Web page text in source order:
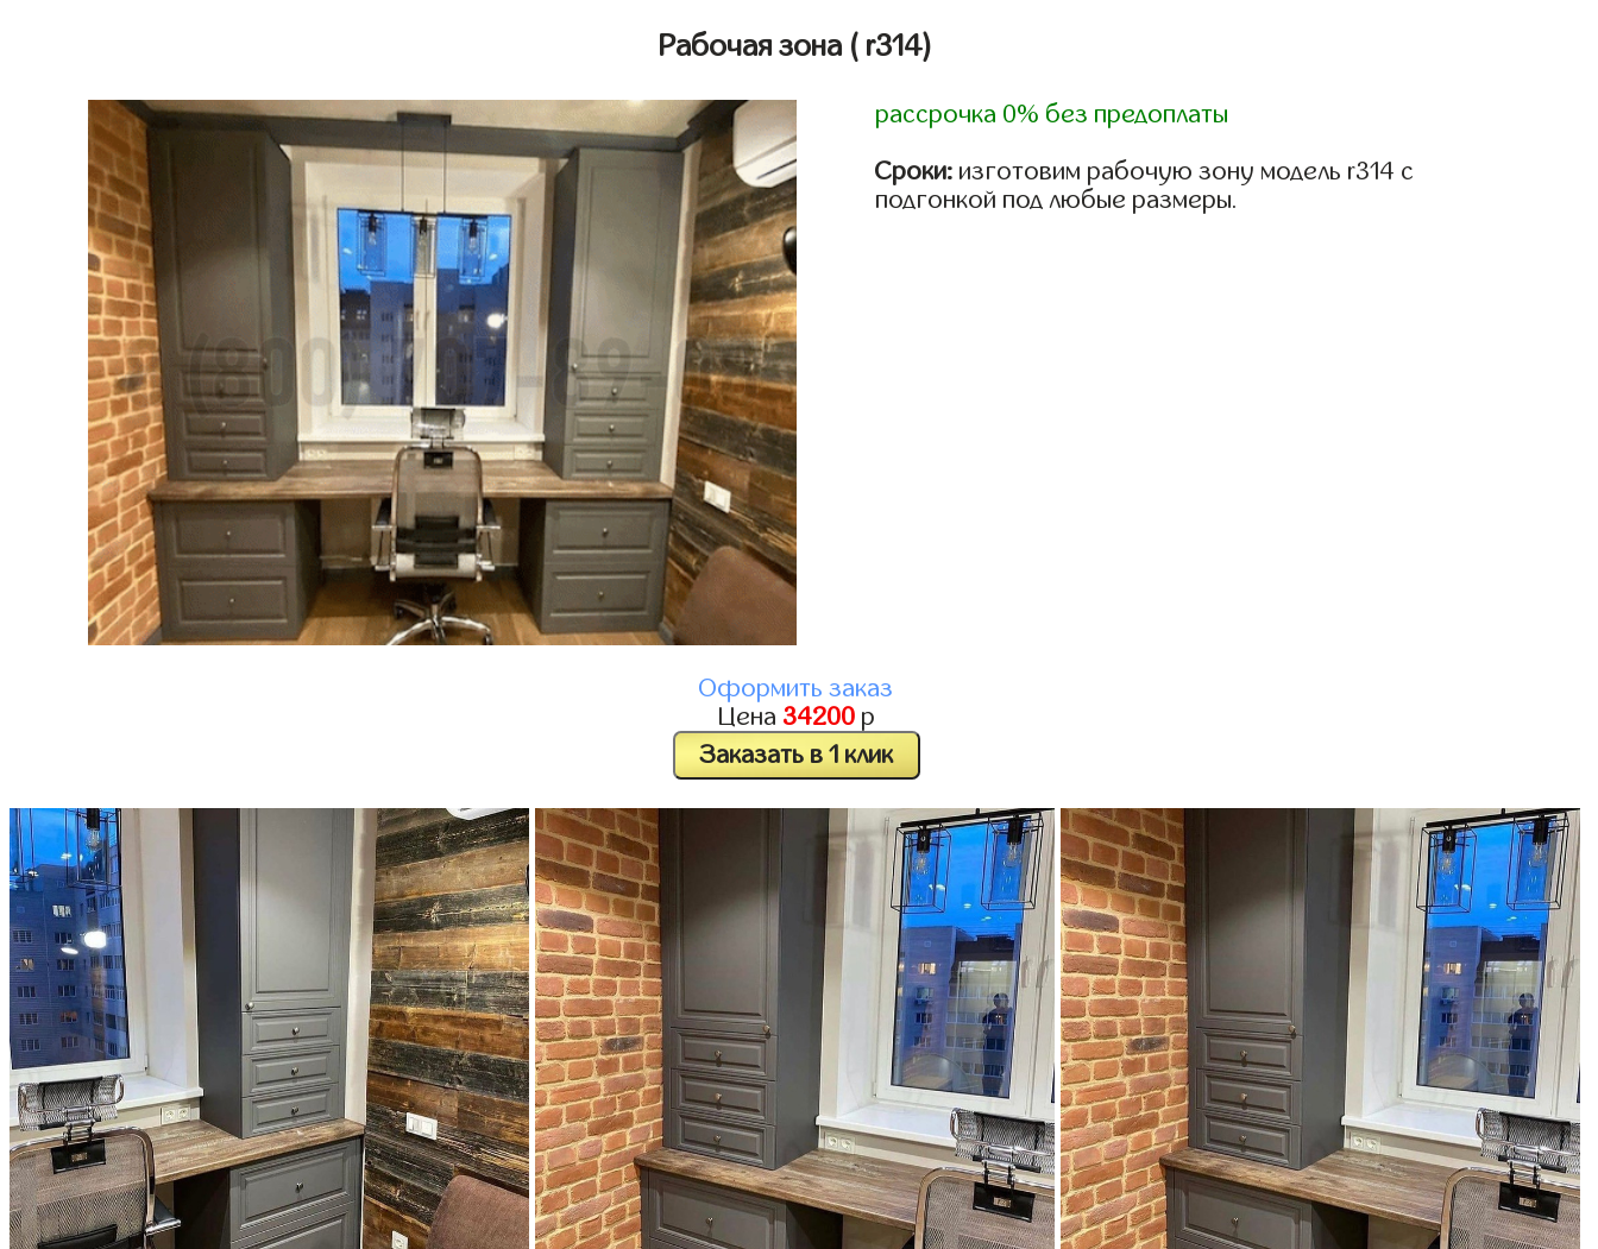
Рабочая зона ( r314)
рассрочка 0% без предоплаты
Сроки: изготовим рабочую зону модель r314 с
подгонкой под любые размеры.
Оформить заказ
Цена 34200р
Заказать в 1 клик